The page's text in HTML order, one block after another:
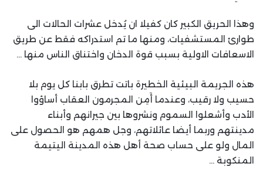
وهذا الحريق الكبير كان كفيلا ان يُدخل عشرات الحالات الى
طوارئ المستشفيات، ومنها ما تم استدراكه فقط عن طريق
الاسعافات الاولية بسبب قوة الدخان واختناق الناس منها …
هذه الجريمة البيئية الخطيرة باتت تطرق بابنا كل يوم بلا
حسيب ولا رقيب، وعندما أَمِن المجرمون العقاب أساؤوا
الأدب وأشعلوا السموم ونشروها بين جيرانهم وأبناء
مدينتهم وربما أيضا عائلاتهم، وجل همهم هو الحصول على
المال ولو على حساب صحة أهل هذه المدينة اليتيمة
المنكوبة …